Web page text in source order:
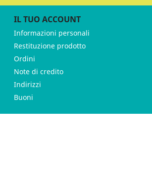
IL TUO ACCOUNT
Informazioni personali
Restituzione prodotto
Ordini
Note di credito
Indirizzi
Buoni